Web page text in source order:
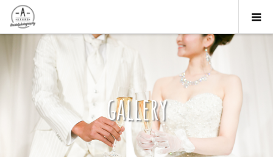
gallery